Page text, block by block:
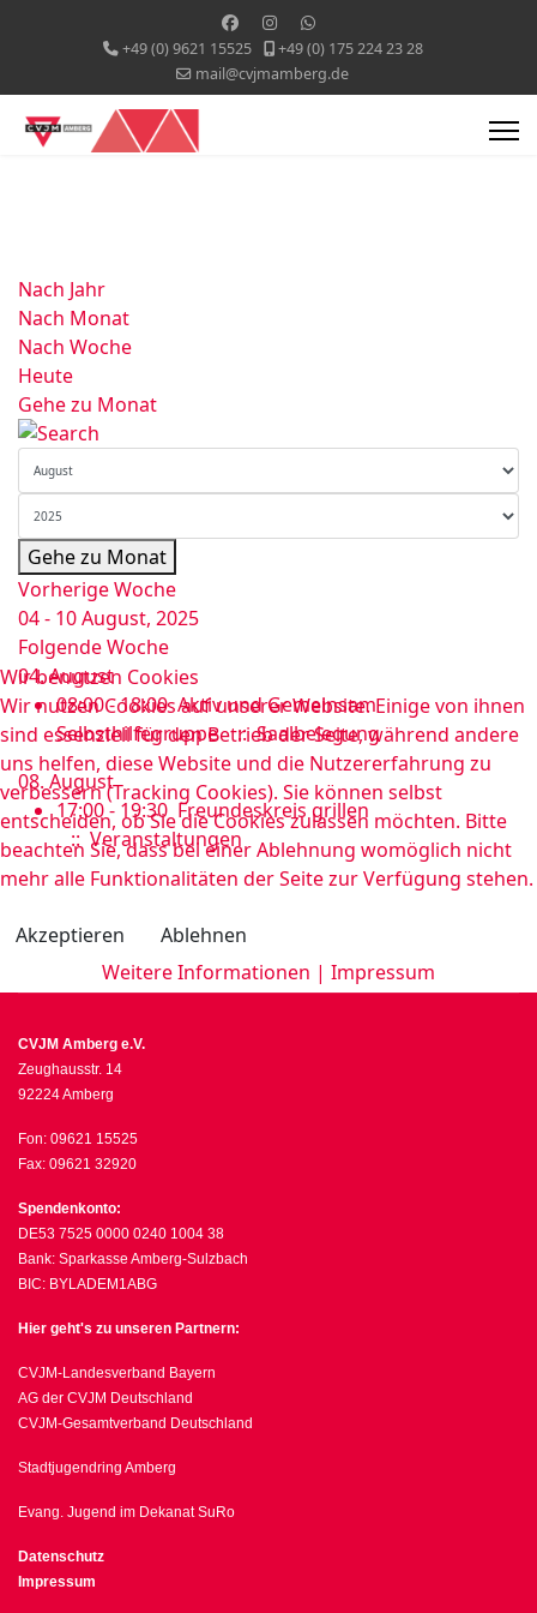
+49 (0) 9621 15525
+49 (0) 175 224 23 28
mail@cvjmamberg.de
Nach Jahr
Nach Monat
Nach Woche
Heute
Gehe zu Monat
Gehe zu Monat
Vorherige Woche
04 - 10 August, 2025
Folgende Woche
04. August
08:00 - 18:00Aktiv und Gemeinsam
Selbsthilfegruppe :: Saalbelegung
08. August
17:00 - 19:30 Freundeskreis grillen
:: Veranstaltungen
CVJM Amberg e.V.
Zeughausstr. 14
92224 Amberg
Fon: 09621 15525
Fax: 09621 32920
Spendenkonto:
DE53 7525 0000 0240 1004 38
Bank: Sparkasse Amberg-Sulzbach
BIC: BYLADEM1ABG
Hier geht's zu unseren Partnern:
CVJM-Landesverband Bayern
AG der CVJM Deutschland
CVJM-Gesamtverband Deutschland
Stadtjugendring Amberg
Evang. Jugend im Dekanat SuRo
Datenschutz
Impressum
Wir benutzen Cookies
Wir nutzen Cookies auf unserer Website. Einige von ihnen
sind essenziell für den Betrieb der Seite, während andere
uns helfen, diese Website und die Nutzererfahrung zu
verbessern (Tracking Cookies). Sie können selbst
entscheiden, ob Sie die Cookies zulassen möchten. Bitte
beachten Sie, dass bei einer Ablehnung womöglich nicht
mehr alle Funktionalitäten der Seite zur Verfügung stehen.
Akzeptieren
Ablehnen
Weitere Informationen | Impressum